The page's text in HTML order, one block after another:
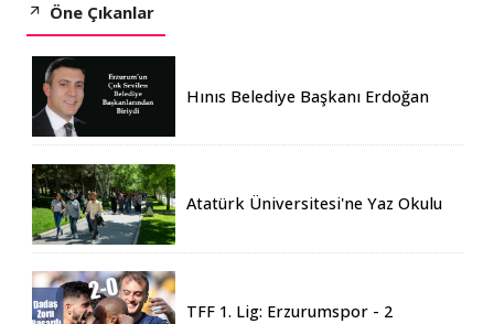
Öne Çıkanlar
Hınıs Belediye Başkanı Erdoğan
Atatürk Üniversitesi'ne Yaz Okulu
TFF 1. Lig: Erzurumspor - 2